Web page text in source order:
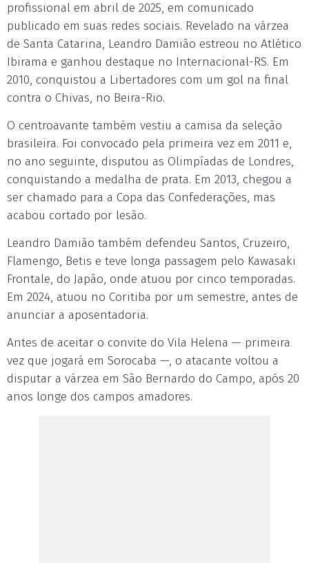
profissional em abril de 2025, em comunicado
publicado em suas redes sociais. Revelado na várzea
de Santa Catarina, Leandro Damião estreou no Atlético
Ibirama e ganhou destaque no Internacional-RS. Em
2010, conquistou a Libertadores com um gol na final
contra o Chivas, no Beira-Rio.
O centroavante também vestiu a camisa da seleção
brasileira. Foi convocado pela primeira vez em 2011 e,
no ano seguinte, disputou as Olimpíadas de Londres,
conquistando a medalha de prata. Em 2013, chegou a
ser chamado para a Copa das Confederações, mas
acabou cortado por lesão.
Leandro Damião também defendeu Santos, Cruzeiro,
Flamengo, Betis e teve longa passagem pelo Kawasaki
Frontale, do Japão, onde atuou por cinco temporadas.
Em 2024, atuou no Coritiba por um semestre, antes de
anunciar a aposentadoria.
Antes de aceitar o convite do Vila Helena — primeira
vez que jogará em Sorocaba —, o atacante voltou a
disputar a várzea em São Bernardo do Campo, após 20
anos longe dos campos amadores.